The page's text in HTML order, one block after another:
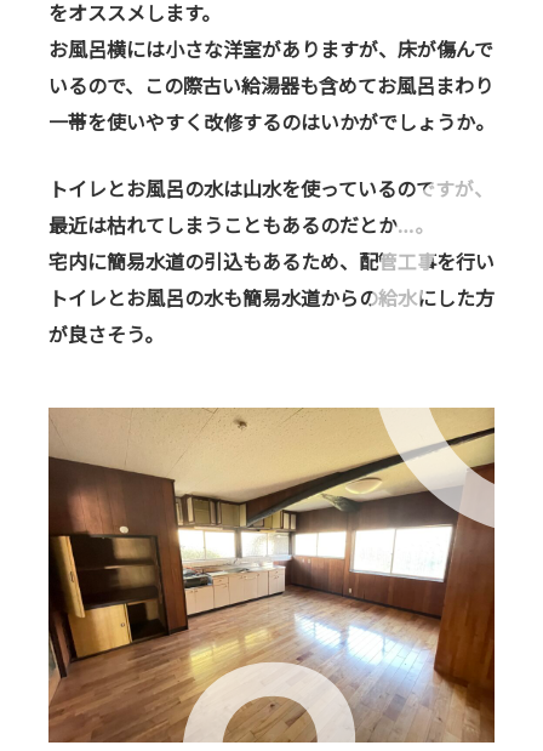
をオススメします。
お風呂横には小さな洋室がありますが、床が傷んで
いるので、この際古い給湯器も含めてお風呂まわり
一帯を使いやすく改修するのはいかがでしょうか。
トイレとお風呂の水は山水を使っているのですが、
最近は枯れてしまうこともあるのだとか…。
宅内に簡易水道の引込もあるため、配管工事を行い
トイレとお風呂の水も簡易水道からの給水にした方
が良さそう。